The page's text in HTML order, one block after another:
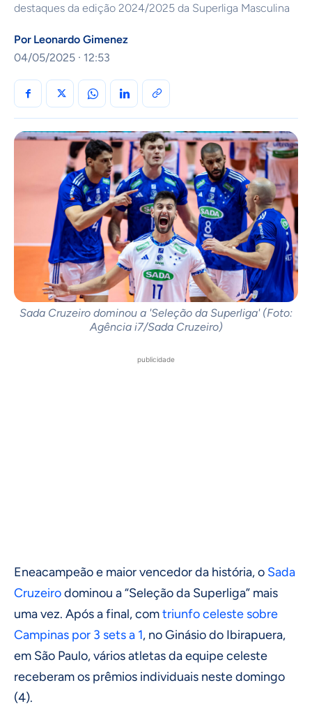
destaques da edição 2024/2025 da Superliga Masculina
Por Leonardo Gimenez
04/05/2025 · 12:53
Sada Cruzeiro dominou a 'Seleção da Superliga' (Foto:
Agência i7/Sada Cruzeiro)
publicidade
Eneacampeão e maior vencedor da história, o Sada
Cruzeirodominou a “Seleção da Superliga” mais
uma vez. Após a final, comtriunfo celeste sobre
Campinas por 3 sets a 1, no Ginásio do Ibirapuera,
em São Paulo, vários atletas da equipe celeste
receberam os prêmios individuais neste domingo
(4).